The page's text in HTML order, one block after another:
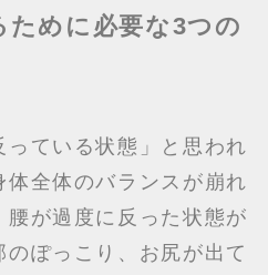
ために必要な3つの
っている状態」と思われ
全体のバランスが崩れ
腰が過度に反った状態が
ぽっこり、お尻が出て